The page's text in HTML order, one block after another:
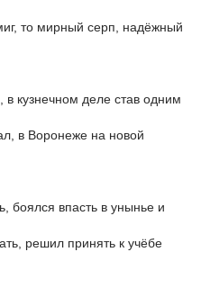
то мирный серп, надёжный
кузнечном деле став одним
в Воронеже на новой
боялся впасть в унынье и
решил принять к учёбе